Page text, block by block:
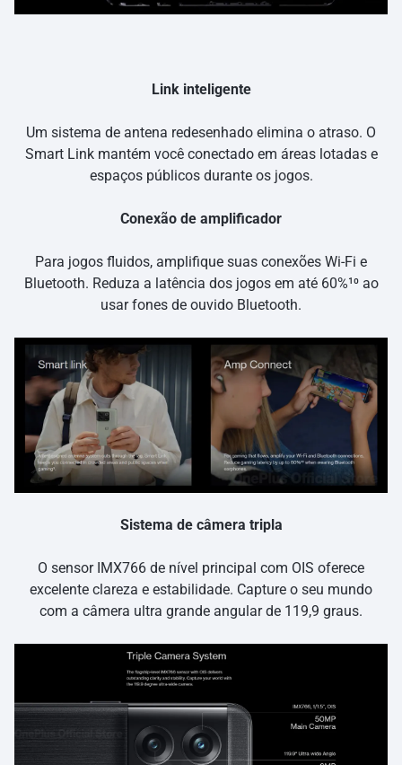
Link inteligente
Um sistema de antena redesenhado elimina o atraso. O
Smart Link mantém você conectado em áreas lotadas e
espaços públicos durante os jogos.
Conexão de amplificador
Para jogos fluidos, amplifique suas conexões Wi-Fi e
Bluetooth. Reduza a latência dos jogos em até 60%¹⁰ ao
usar fones de ouvido Bluetooth.
Sistema de câmera tripla
O sensor IMX766 de nível principal com OIS oferece
excelente clareza e estabilidade. Capture o seu mundo
com a câmera ultra grande angular de 119,9 graus.